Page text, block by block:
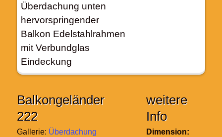
Überdachung unten
hervorspringender
Balkon Edelstahlrahmen
mit Verbundglas
Eindeckung
Balkongeländer
222
Gallerie: Überdachung
weitere
Info
Dimension: